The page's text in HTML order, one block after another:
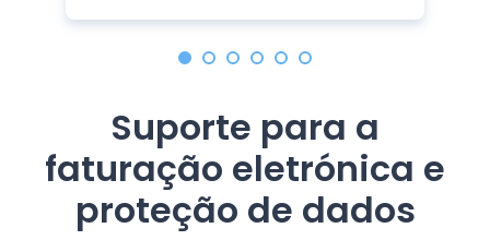
Suporte para a
faturação eletrónica e
proteção de dados